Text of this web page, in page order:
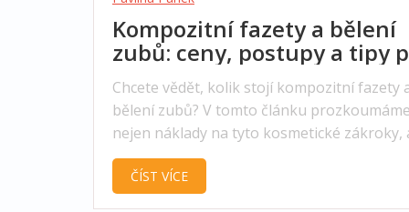
Kompozitní fazety a bělení
zubů: ceny, postupy a tipy
zářivý úsměv
Chcete vědět, kolik stojí kompozitní fazety
bělení zubů? V tomto článku prozkoumáme
nejen náklady na tyto kosmetické zákroky,
také se podíváme na jejich výhody, postupy a
udržování. Poskytuji vám informace, které
klíčové při rozhodování o investici do vašeho
ČÍST VÍCE